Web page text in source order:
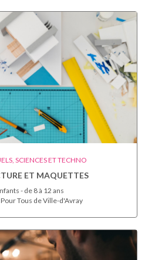
SCIENCES ET TECHNO
ET MAQUETTES
- de 8 à 12 ans
Tous de Ville-d'Avray